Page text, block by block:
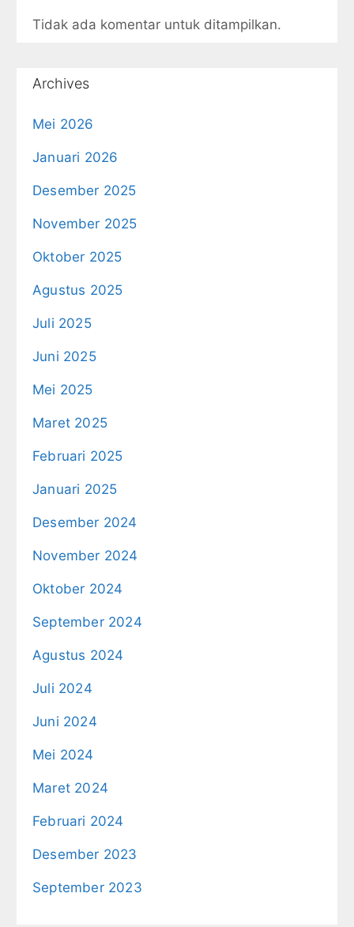
Tidak ada komentar untuk ditampilkan.
Archives
Mei 2026
Januari 2026
Desember 2025
November 2025
Oktober 2025
Agustus 2025
Juli 2025
Juni 2025
Mei 2025
Maret 2025
Februari 2025
Januari 2025
Desember 2024
November 2024
Oktober 2024
September 2024
Agustus 2024
Juli 2024
Juni 2024
Mei 2024
Maret 2024
Februari 2024
Desember 2023
September 2023